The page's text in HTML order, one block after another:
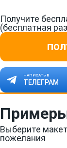
Получите
(бесплатная
НАПИСАТЬ В
ТЕЛЕГРАМ
Выберите
пожелания